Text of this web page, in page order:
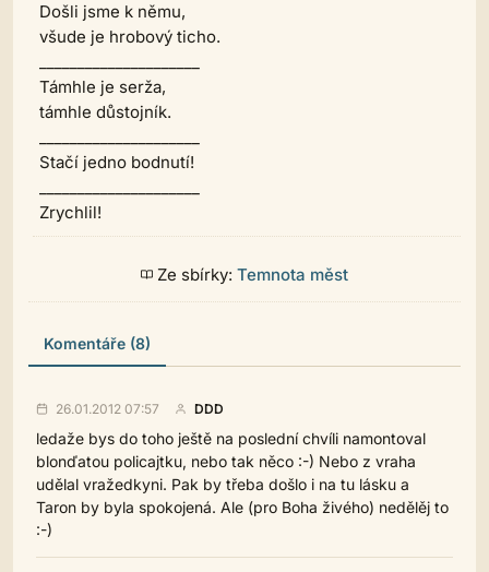
Došli jsme k němu,
všude je hrobový ticho.
Támhle je serža,
támhle důstojník.
Stačí jedno bodnutí!
Zrychlil!
Ze sbírky: Temnota měst
Komentáře (8)
26.01.2012 07:57 DDD
ledaže bys do toho ještě na poslední chvíli namontoval
blonďatou policajtku, nebo tak něco :-) Nebo z vraha
udělal vražedkyni. Pak by třeba došlo i na tu lásku a
Taron by byla spokojená. Ale (pro Boha živého) nedělěj to
:-)